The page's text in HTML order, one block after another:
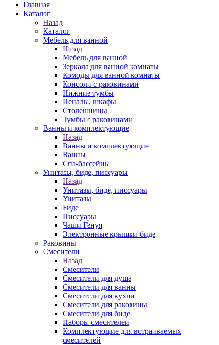
Главная
Каталог
Назад
Каталог
Мебель для ванной
Назад
Мебель для ванной
Зеркала для ванной комнаты
Комоды для ванной комнаты
Консоли с раковинами
Нижние тумбы
Пеналы, шкафы
Столешницы
Тумбы с раковинами
Ванны и комплектующие
Назад
Ванны и комплектующие
Ванны
Спа-бассейны
Унитазы, биде, писсуары
Назад
Унитазы, биде, писсуары
Унитазы
Биде
Писсуары
Чаши Генуя
Электронные крышки-биде
Раковины
Смесители
Назад
Смесители
Смесители для душа
Смесители для ванны
Смесители для кухни
Смесители для раковины
Смесители для биде
Наборы смесителей
Комплектующие для встраиваемых
смесителей